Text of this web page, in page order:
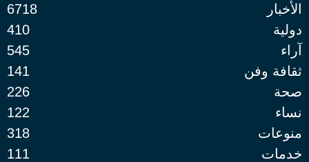
الأخبار
6718
دولية
410
آراء
545
ثقافة وفن
141
صحة
226
نساء
122
منوعات
318
خدمات
111